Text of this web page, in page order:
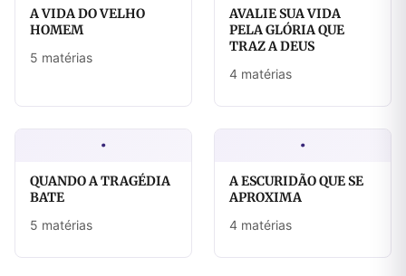
A VIDA DO VELHO
HOMEM
5 matérias
AVALIE SUA VIDA
PELA GLÓRIA QUE
TRAZ A DEUS
4 matérias
·
QUANDO A TRAGÉDIA
BATE
5 matérias
·
A ESCURIDÃO QUE SE
APROXIMA
4 matérias